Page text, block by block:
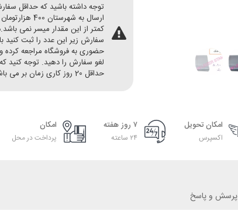
توجه داشته باشید که حداقل
ارسال به شهرستان
کمتر از این مقدار میسر نمی
سفارش زیر این عدد را ثبت کنید
حضوری به فروشگاه مراجعه کرده
لغو سفارش را دهید. توجه کنید
حداقل 20 روز کاری زمان بر می باشد.
امکان تحویل
اکسپرس
۷ روز هفته
۲۴ ساعته
امکان
پرداخت در محل
پرسش و پاسخ